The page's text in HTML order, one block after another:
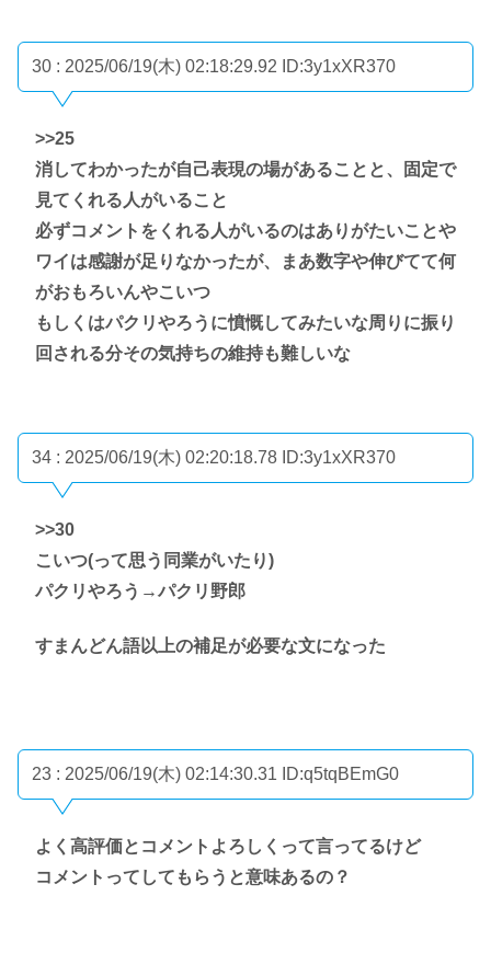
30 : 2025/06/19(木) 02:18:29.92 ID:3y1xXR370
>>25
消してわかったが自己表現の場があることと、固定で
見てくれる人がいること
必ずコメントをくれる人がいるのはありがたいことや
ワイは感謝が足りなかったが、まあ数字や伸びてて何
がおもろいんやこいつ
もしくはパクリやろうに憤慨してみたいな周りに振り
回される分その気持ちの維持も難しいな
34 : 2025/06/19(木) 02:20:18.78 ID:3y1xXR370
>>30
こいつ(って思う同業がいたり)
パクリやろう→パクリ野郎
すまんどん語以上の補足が必要な文になった
23 : 2025/06/19(木) 02:14:30.31 ID:q5tqBEmG0
よく高評価とコメントよろしくって言ってるけど
コメントってしてもらうと意味あるの？